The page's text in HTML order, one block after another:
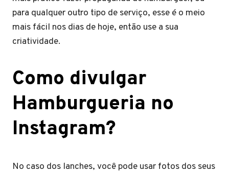
para qualquer outro tipo de serviço, esse é o meio
mais fácil nos dias de hoje, então use a sua
criatividade.
Como divulgar
Hamburgueria no
Instagram?
No caso dos lanches, você pode usar fotos dos seus